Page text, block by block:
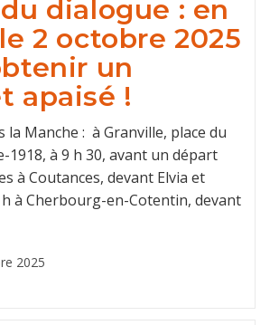
dialogue : en
2 octobre 2025
un
apaisé !
la Manche : à Granville, place du
1918, à 9 h 30, avant un départ
à Coutances, devant Elvia et
à Cherbourg-en-Cotentin, devant
2025